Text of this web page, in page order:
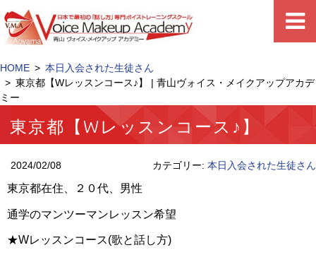
HOME
本日入会された生徒さん
東京都【Wレッスンコース♪】 | 青山ヴォイス・メイクアップアカデ
ミー
東京都【Wレッスンコース♪】
2024/02/08 カテゴリー: 本日入会された生徒さん
東京都在住、２０代、男性
通学のマンツーマンレッスン希望
★Wレッスンコース(歌と話し方)